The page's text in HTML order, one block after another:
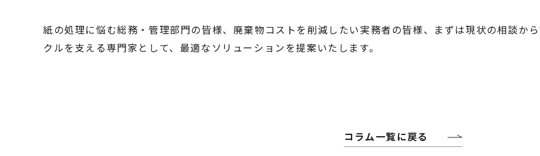
紙の処理に悩む総務・管理部門の皆様、廃棄物コストを削減したい実務者の皆様、まずは現状の相談か
クルを支える専門家として、最適なソリューションを提案いたします。
コラム一覧に戻る